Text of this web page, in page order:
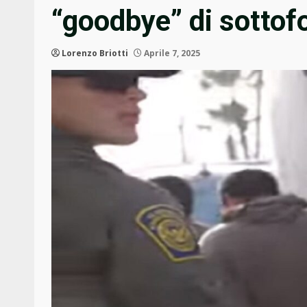
“goodbye” di
Lorenzo Briotti Aprile 7, 2025